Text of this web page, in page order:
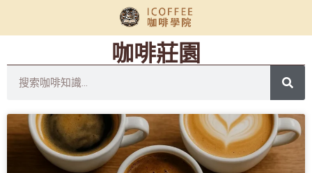
咖啡莊園